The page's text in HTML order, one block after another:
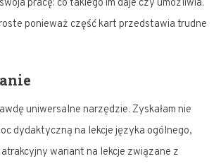
pracę: co takiego im daje czy umożliwia.
ponieważ część kart przedstawia trudne
uniwersalne narzędzie. Zyskałam nie
dydaktyczną na lekcje języka ogólnego,
wariant na lekcje związane z